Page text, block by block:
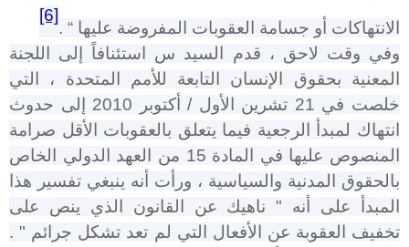
الانتهاكات أو جسامة العقوبات المفروضة عليها “ .
[6]
وفي وقت لاحق ، قدم السيد س استئنافاً إلى اللجنة
المعنية بحقوق الإنسان التابعة للأمم المتحدة ، التي
خلصت في 21 تشرين الأول / أكتوبر 2010 إلى حدوث
انتهاك لمبدأ الرجعية فيما يتعلق بالعقوبات الأقل صرامة
المنصوص عليها في المادة 15 من العهد الدولي الخاص
بالحقوق المدنية والسياسية ، ورأت أنه ينبغي تفسير هذا
المبدأ على أنه " ناهيك عن القانون الذي ينص على
تخفيف العقوبة عن الأفعال التي لم تعد تشكل جرائم " .